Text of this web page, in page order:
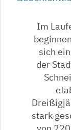
Im
sich
der
stark